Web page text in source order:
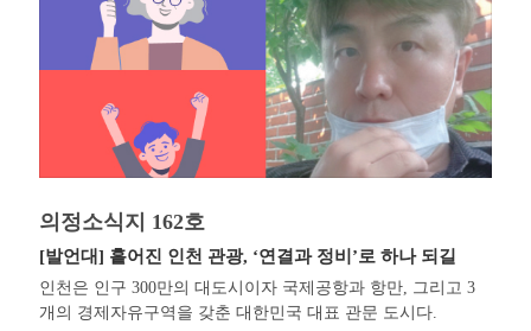
의정소식지 162호
[발언대] 흩어진 인천 관광, ‘연결과 정비’로 하나 되길
인천은 인구 300만의 대도시이자 국제공항과 항만, 그리고 3
개의 경제자유구역을 갖춘 대한민국 대표 관문 도시다.